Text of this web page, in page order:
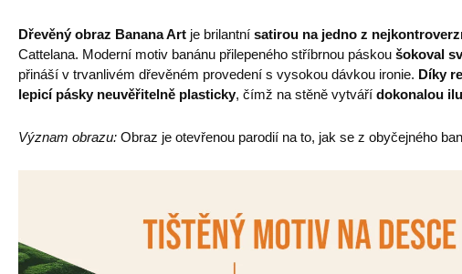
Dřevěný obraz Banana Art je brilantní satirou na jedno z
Cattelana. Moderní motiv banánu přilepeného stříbrnou páskou šokoval
přináší v trvanlivém dřevěném provedení s vysokou dávkou ironie. Díky
lepicí pásky neuvěřitelně plasticky, čímž na stěně vytváří dokonalou
Význam obrazu: Obraz je otevřenou parodií na to, jak se z obyčejného